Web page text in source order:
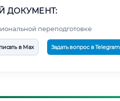
ДОКУМЕНТ:
переподготовке
в Max Задать вопрос в Telegram